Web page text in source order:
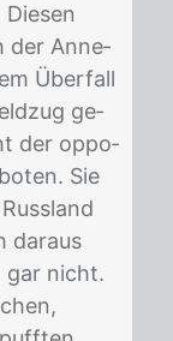
der An­ne­
Über­fall
ge­
der op­po­
Sie
dar­aus
gar nicht.